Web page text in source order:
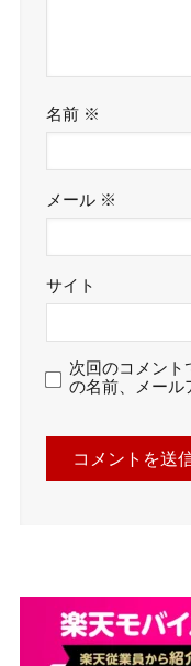
名前 ※
メール ※
サイト
次回のコメント
の名前、メール